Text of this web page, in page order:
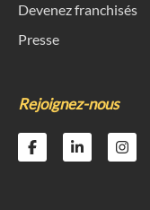
Devenez franchisés
Presse
Rejoignez-nous